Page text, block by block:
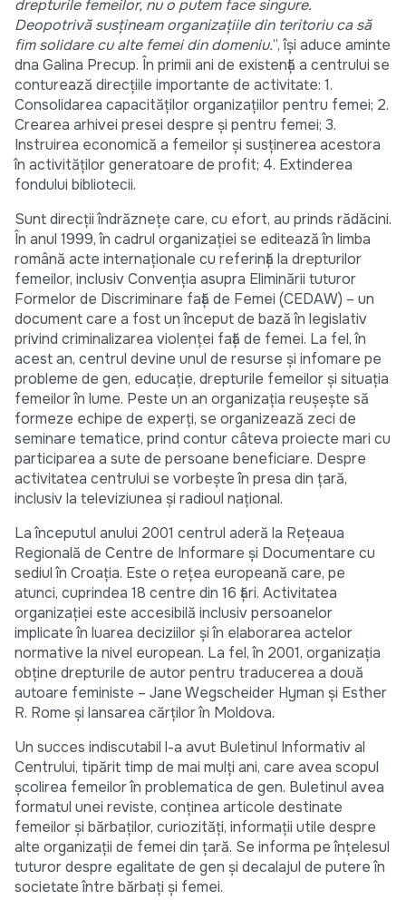
drepturile femeilor, nu o putem face singure.
Deopotrivă susțineam organizațiile din teritoriu ca să
fim solidare cu alte femei din domeniu.”, își aduce aminte
dna Galina Precup. În primii ani de existență a centrului se
conturează direcțiile importante de activitate: 1.
Consolidarea capacităților organizațiilor pentru femei; 2.
Crearea arhivei presei despre și pentru femei; 3.
Instruirea economică a femeilor și susținerea acestora
în activităților generatoare de profit; 4. Extinderea
fondului bibliotecii.
Sunt direcții îndrăznețe care, cu efort, au prinds rădăcini.
În anul 1999, în cadrul organizației se editează în limba
română acte internaționale cu referință la drepturilor
femeilor, inclusiv Convenția asupra Eliminării tuturor
Formelor de Discriminare față de Femei (CEDAW) – un
document care a fost un început de bază în legislativ
privind criminalizarea violenței față de femei. La fel, în
acest an, centrul devine unul de resurse și infomare pe
probleme de gen, educație, drepturile femeilor și situația
femeilor în lume. Peste un an organizația reușește să
formeze echipe de experți, se organizează zeci de
seminare tematice, prind contur câteva proiecte mari cu
participarea a sute de persoane beneficiare. Despre
activitatea centrului se vorbește în presa din țară,
inclusiv la televiziunea și radioul național.
La începutul anului 2001 centrul aderă la Rețeaua
Regională de Centre de Informare și Documentare cu
sediul în Croația. Este o rețea europeană care, pe
atunci, cuprindea 18 centre din 16 țări. Activitatea
organizației este accesibilă inclusiv persoanelor
implicate în luarea deciziilor și în elaborarea actelor
normative la nivel european. La fel, în 2001, organizația
obține drepturile de autor pentru traducerea a două
autoare feministe – Jane Wegscheider Hyman și Esther
R. Rome și lansarea cărților în Moldova.
Un succes indiscutabil l-a avut Buletinul Informativ al
Centrului, tipărit timp de mai mulți ani, care avea scopul
școlirea femeilor în problematica de gen. Buletinul avea
formatul unei reviste, conținea articole destinate
femeilor și bărbaților, curiozități, informații utile despre
alte organizații de femei din țară. Se informa pe înțelesul
tuturor despre egalitate de gen și decalajul de putere în
societate între bărbați și femei.